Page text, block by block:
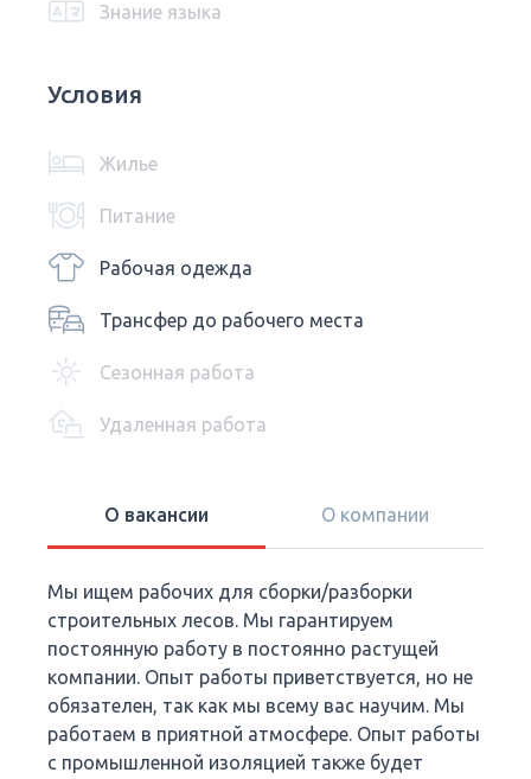
Знание языка
Условия
Жилье
Питание
Рабочая одежда
Трансфер до рабочего места
Сезонная работа
Удаленная работа
О вакансии О компании
Мы ищем рабочих для сборки/разборки
строительных лесов. Мы гарантируем
постоянную работу в постоянно растущей
компании. Опыт работы приветствуется, но не
обязателен, так как мы всему вас научим. Мы
работаем в приятной атмосфере. Опыт работы
с промышленной изоляцией также будет